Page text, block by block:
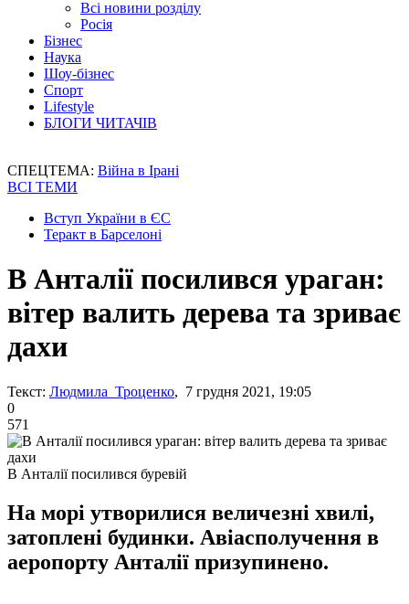
Всі новини розділу
Росія
Бізнес
Наука
Шоу-бізнес
Спорт
Lifestyle
БЛОГИ ЧИТАЧІВ
СПЕЦТЕМА: Війна в Ірані
ВСІ ТЕМИ
Вступ України в ЄС
Теракт в Барселоні
В Анталії посилився ураган:
вітер валить дерева та зриває
дахи
Текст: Людмила Троценко, 7 грудня 2021, 19:05
0
571
В Анталії посилився буревій
На морі утворилися величезні хвилі,
затоплені будинки. Авіасполучення в
аеропорту Анталії призупинено.